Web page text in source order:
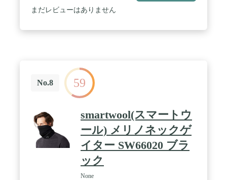
まだレビューはありません
No.8 59
smartwool(スマートウ
ール) メリノネックゲ
イター SW66020 ブラ
ック
None